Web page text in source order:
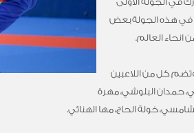
في هذه الجولة بعض
انحاء العالم.
كل من اللاعبين
حمدان البلوشي، مهرة
خولة الحاج، مها الهنائي.